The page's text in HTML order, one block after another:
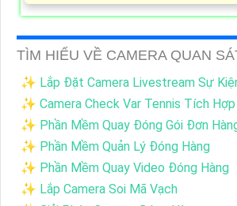
TÌM HIỂU VỀ CAMERA QUAN
✨ Lắp Đặt Camera Livestream Sự
✨ Camera Check Var Tennis Tích
✨ Phần Mềm Quay Đóng Gói Đơn
✨ Phần Mềm Quản Lý Đóng Hàng
✨ Phần Mềm Quay Video Đóng Hàng
✨ Lắp Camera Soi Mã Vạch